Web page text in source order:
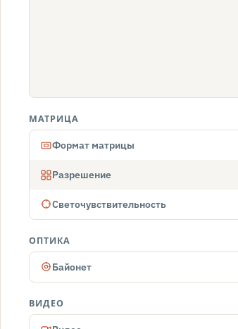
МАТРИЦА
Формат матрицы
Разрешение
Светочувствительность
ОПТИКА
Байонет
ВИДЕО